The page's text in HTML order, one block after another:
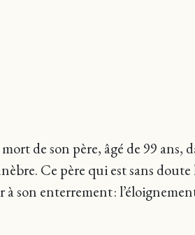
de son père, âgé de 99 ans,
Ce père qui est sans
enterrement :